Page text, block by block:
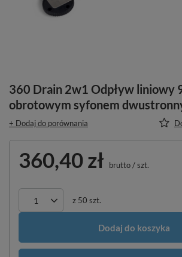
360 Drain 2w1 Odpływ liniowy
obrotowym syfonem
+ Dodaj do porównania
360,40 zł brutto/szt.
z 50 szt.
Dodaj do koszyka